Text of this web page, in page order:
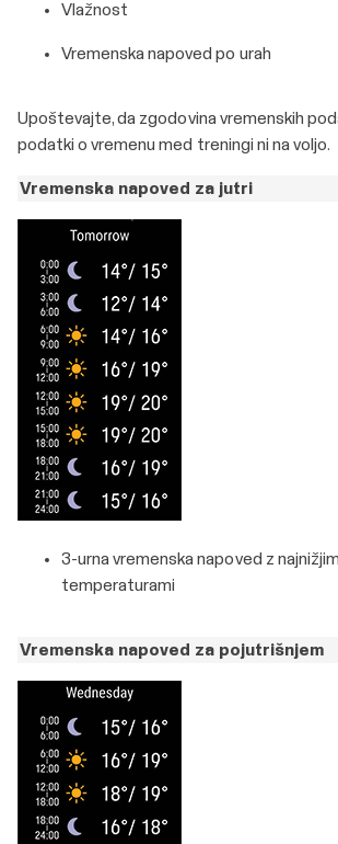
Vlažnost
Vremenska napoved po urah
Upoštevajte, da zgodovina vremenskih
podatki o vremenu med treningi ni na voljo.
Vremenska napoved za jutri
3-urna vremenska napoved z
temperaturami
Vremenska napoved za pojutrišnjem